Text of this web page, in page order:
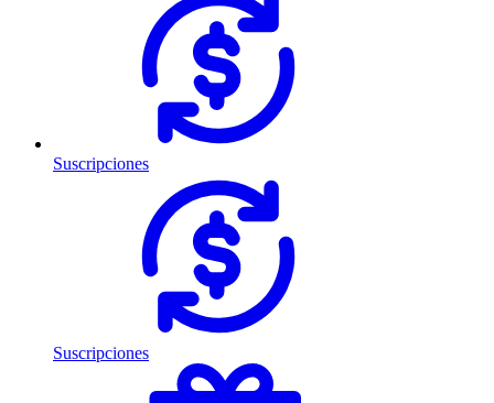
Suscripciones
Suscripciones